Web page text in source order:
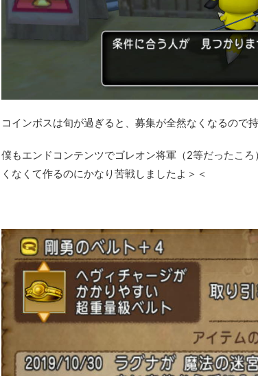
コインボスは旬が過ぎると、募集が全然なくなるので
僕もエンドコンテンツでゴレオン将軍（2等だったこ
くなくて作るのにかなり苦戦しましたよ＞＜